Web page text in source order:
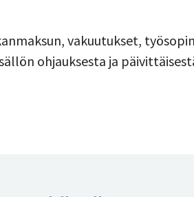
vakuutukset,
ohjauksesta ja